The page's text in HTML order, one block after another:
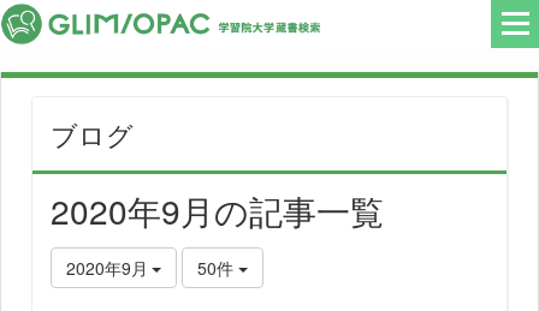
ブログ
2020年9月の記事一覧
2020年9月 50件